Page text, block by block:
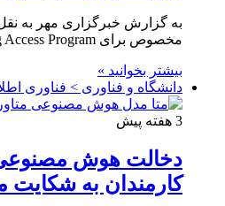
به گزارش خبرگزاری مهر به
مخصوص برای Play Catalog Access Program راه اندازی و…
بیشتر بخوانید »
دانشگاه و فناوری > فناوری
3 هفته پیش
دخالت هوش
کارمندان به شکایت